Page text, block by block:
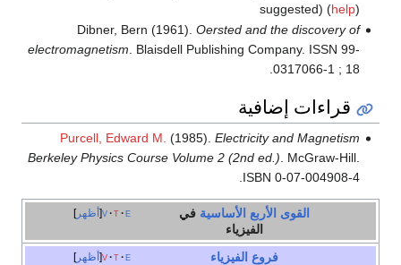
suggested) (help)
Dibner, Bern (1961). Oersted and the discovery of
electromagnetism . Blaisdell Publishing Company. ISSN 99-
0317066-1 ; 18.
قراءات إضافية
Purcell, Edward M. (1985). Electricity and Magnetism
Berkeley Physics Course Volume 2 (2nd ed.). McGraw-Hill.
ISBN 0-07-004908-4.
أظهر v t e القوى الأربع الأساسية في
الفيزياء
أظهر v t e فروع الفيزياء